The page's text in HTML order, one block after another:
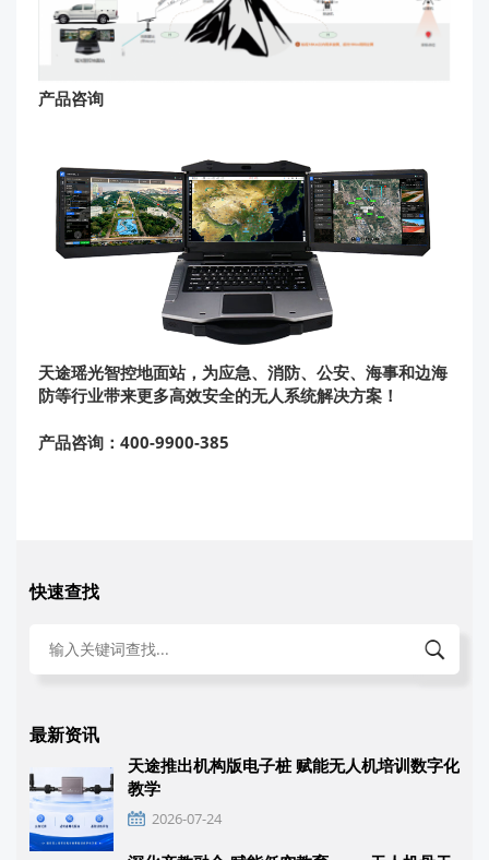
产品咨询
天途瑶光智控地面站，为应急、消防、公安、海事和边海
防等行业带来更多高效安全的无人系统解决方案！
产品咨询：400-9900-385
快速查找
最新资讯
天途推出机构版电子桩 赋能无人机培训数字化
教学
2026-07-24